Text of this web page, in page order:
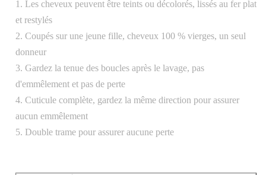
1. Les cheveux peuvent être teints ou décolorés, lissés au fer plat
et restylés
2. Coupés sur une jeune fille, cheveux 100 % vierges, un seul
donneur
3. Gardez la tenue des boucles après le lavage, pas
d'emmêlement et pas de perte
4. Cuticule complète, gardez la même direction pour assurer
aucun emmêlement
5. Double trame pour assurer aucune perte